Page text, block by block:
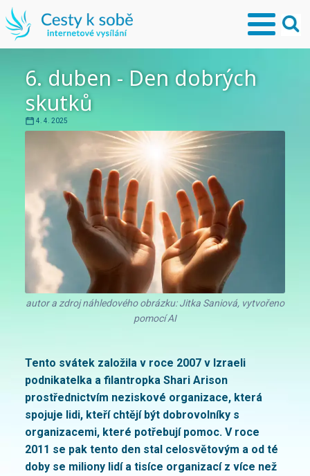
6. duben - Den dobrých
skutků
4. 4. 2025
autor a zdroj náhledového obrázku: Jitka Saniová, vytvořeno
pomocí AI
Tento svátek založila v roce 2007 v Izraeli
podnikatelka a filantropka Shari Arison
prostřednictvím neziskové organizace, která
spojuje lidi, kteří chtějí být dobrovolníky s
organizacemi, které potřebují pomoc. V roce
2011 se pak tento den stal celosvětovým a od té
doby se miliony lidí a tisíce organizací z více než